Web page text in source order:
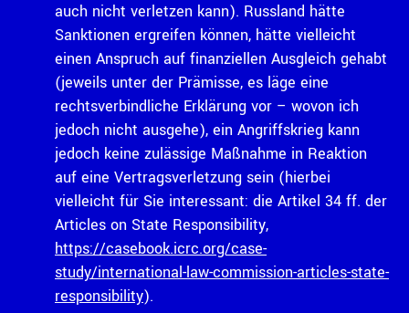
auch nicht verletzen kann). Russland hätte
Sanktionen ergreifen können, hätte vielleicht
einen Anspruch auf finanziellen Ausgleich gehabt
(jeweils unter der Prämisse, es läge eine
rechtsverbindliche Erklärung vor – wovon ich
jedoch nicht ausgehe), ein Angriffskrieg kann
jedoch keine zulässige Maßnahme in Reaktion
auf eine Vertragsverletzung sein (hierbei
vielleicht für Sie interessant: die Artikel 34 ff. der
Articles on State Responsibility,
https://casebook.icrc.org/case-
study/international-law-commission-articles-state-
responsibility).